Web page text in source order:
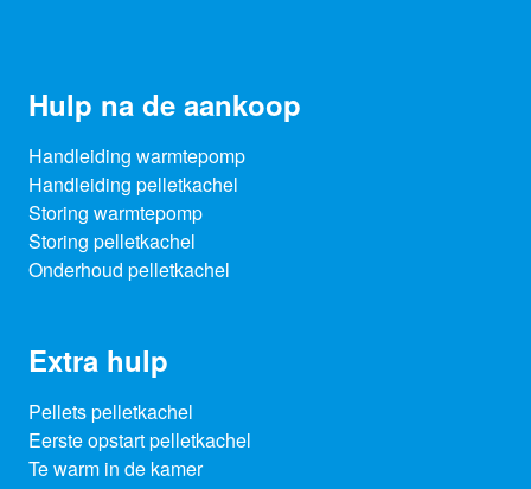
Hulp na de aankoop
Handleiding warmtepomp
Handleiding pelletkachel
Storing warmtepomp
Storing pelletkachel
Onderhoud pelletkachel
Extra hulp
Pellets pelletkachel
Eerste opstart pelletkachel
Te warm in de kamer